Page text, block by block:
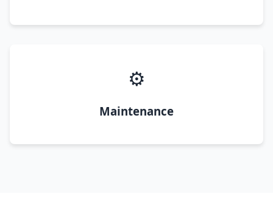
⚙️
Maintenance